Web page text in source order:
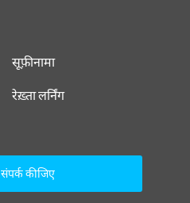
सूफ़ीनामा
रेख़्ता लर्निंग
संपर्क कीजिए